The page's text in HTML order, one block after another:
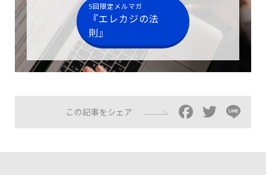
5回限定メルマガ
『エレカジの法
則』
この記事をシェア